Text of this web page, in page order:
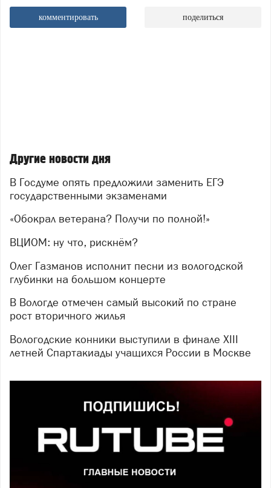
комментировать поделиться
Другие новости дня
В Госдуме опять предложили заменить ЕГЭ
государственными экзаменами
«Обокрал ветерана? Получи по полной!»
ВЦИОМ: ну что, рискнём?
Олег Газманов исполнит песни из вологодской
глубинки на большом концерте
В Вологде отмечен самый высокий по стране
рост вторичного жилья
Вологодские конники выступили в финале XIII
летней Спартакиады учащихся России в Москве